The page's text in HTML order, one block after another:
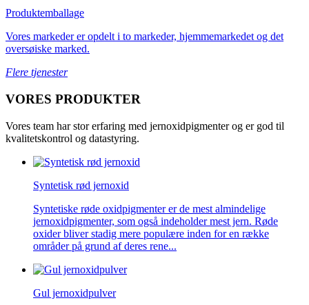
Produktemballage
Vores markeder er opdelt i to markeder, hjemmemarkedet og det
oversøiske marked.
Flere tjenester
VORES PRODUKTER
Vores team har stor erfaring med jernoxidpigmenter og er god til
kvalitetskontrol og datastyring.
Syntetisk rød jernoxid
Syntetiske røde oxidpigmenter er de mest almindelige
jernoxidpigmenter, som også indeholder mest jern. Røde
oxider bliver stadig mere populære inden for en række
områder på grund af deres rene...
Gul jernoxidpulver